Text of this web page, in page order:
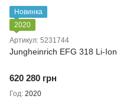
Новинка
2020
Артикул: 5231744
Jungheinrich EFG 318 Li-Ion
620 280 грн
Год 2020